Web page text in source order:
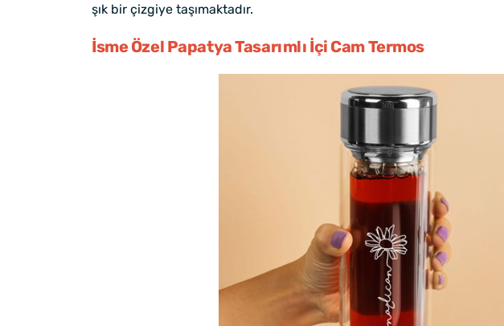
şık bir çizgiye taşımaktadır.
İsme Özel Papatya Tasarımlı İçi Cam Termos